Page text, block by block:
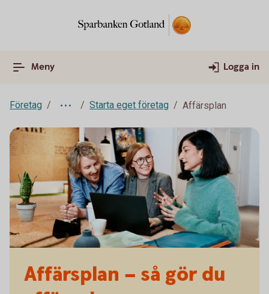
Meny Logga in
Företag Starta eget företag Affärsplan
Affärsplan – så gör du